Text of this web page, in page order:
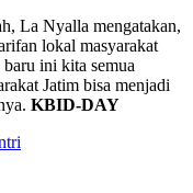
La Nyalla mengatakan,
lokal masyarakat
ini kita semua
Jatim bisa menjadi
KBID-DAY